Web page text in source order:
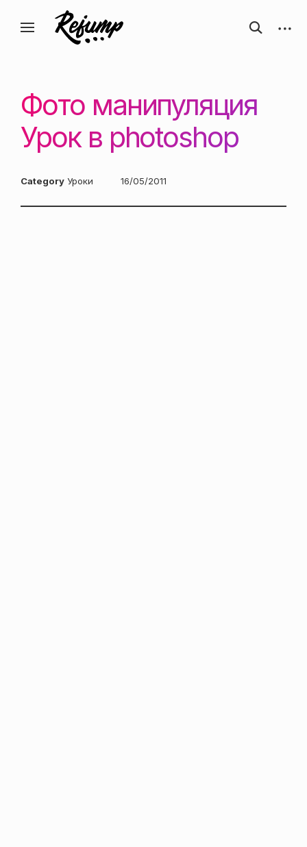
содержанию
Искусство, дизайн, вдохновение —
ReJump.ru
Блог о творчестве
открыть
форму
Фото манипуляция
Урок в photoshop
Category Уроки
Posted
16/05/2011